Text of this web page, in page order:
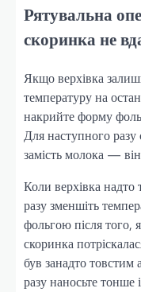
Рятувальна
скоринка не
Якщо верхівка
температуру на
накрийте форму
Для наступного
замість молока —
Коли верхівка
разу зменшіть
фольгою після того,
скоринка
був занадто товстим
разу наносьте тонше